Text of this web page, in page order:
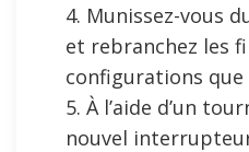
Munissez-vous
et rebranchez les
configurations que
À l’aide d’un
nouvel